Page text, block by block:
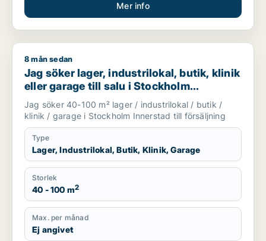
Mer info
Jag söker lager, industrilokal, butik, klinik eller garage till
8 mån sedan
Jag söker lager, industrilokal, butik, klinik
eller garage till salu i Stockholm
Innerstad
Jag söker 40-100 m² lager / industrilokal / butik /
klinik / garage i Stockholm Innerstad till försäljning
Type
Lager, Industrilokal, Butik, Klinik, Garage
Storlek
40 - 100 m2
Max. per månad
Ej angivet